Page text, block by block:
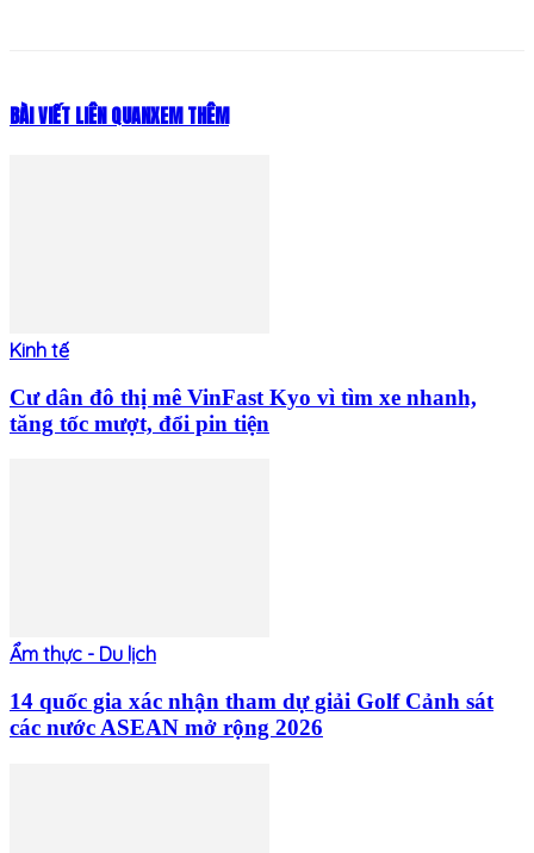
BÀI VIẾT LIÊN QUANXEM THÊM
Kinh tế
Cư dân đô thị mê VinFast Kyo vì tìm xe nhanh,
tăng tốc mượt, đổi pin tiện
Ẩm thực - Du lịch
14 quốc gia xác nhận tham dự giải Golf Cảnh sát
các nước ASEAN mở rộng 2026